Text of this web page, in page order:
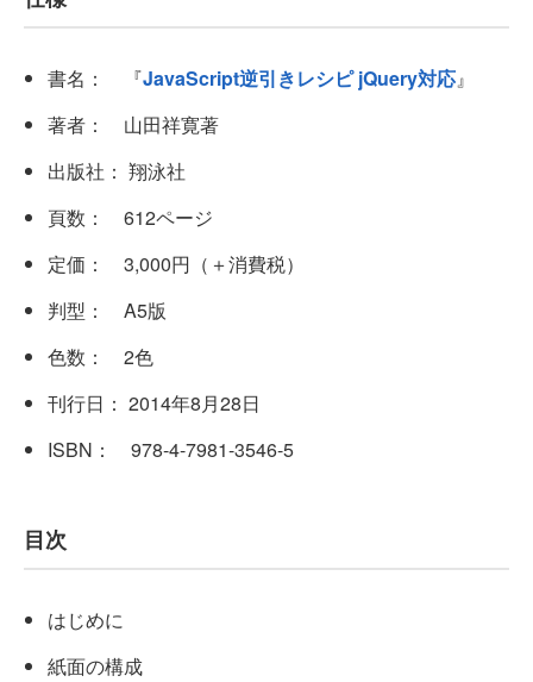
書名： 『JavaScript逆引きレシピ jQuery対応』
著者： 山田祥寛著
出版社： 翔泳社
頁数： 612ページ
定価： 3,000円（＋消費税）
判型： A5版
色数： 2色
刊行日： 2014年8月28日
ISBN： 978-4-7981-3546-5
目次
はじめに
紙面の構成